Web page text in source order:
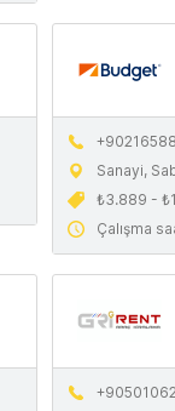
Sanayi,
₺3.889 -
Çalışma